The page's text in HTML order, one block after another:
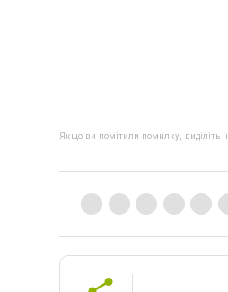
Якщо ви помітили помилку, виділіть